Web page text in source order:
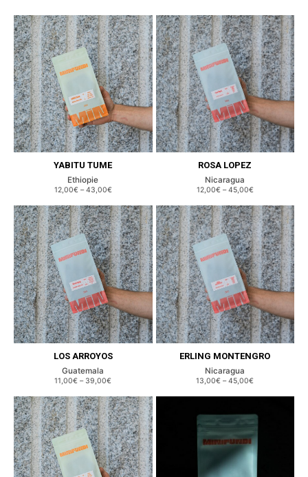
YABITU TUME
Ethiopie
12,00€–43,00€
ROSA LOPEZ
Nicaragua
12,00€–45,00€
LOS ARROYOS
Guatemala
11,00€ – 39,00€
ERLING MONTENGRO
Nicaragua
13,00€ –45,00€